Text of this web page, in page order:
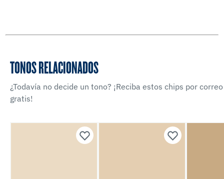
TONOS RELACIONADOS
¿Todavía no decide un tono? ¡Reciba estos chips por correo
gratis!